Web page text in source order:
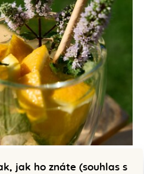
sílu bylin
jak ho znáte (souhlas s